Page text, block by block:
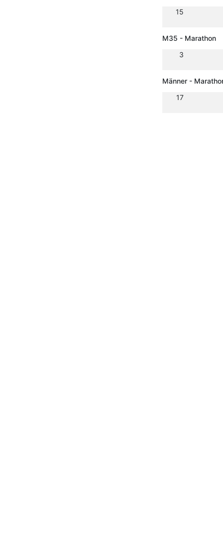
15
M35 - Marathon
3
Männer -
17